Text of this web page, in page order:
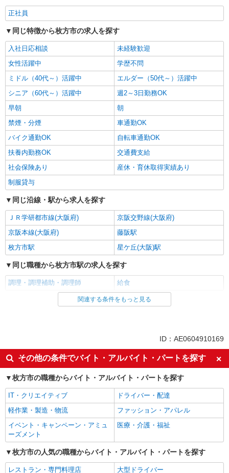
正社員
同じ特徴から枚方市の求人を探す
入社日応相談
未経験歓迎
女性活躍中
学歴不問
ミドル（40代～）活躍中
エルダー（50代～）活躍中
シニア（60代～）活躍中
週2～3日勤務OK
早朝
朝
禁煙・分煙
車通勤OK
バイク通勤OK
自転車通勤OK
扶養内勤務OK
交通費支給
社会保険あり
産休・育休取得実績あり
制服貸与
同じ沿線・駅から求人を探す
ＪＲ学研都市線(大阪府)
京阪交野線(大阪府)
京阪本線(大阪府)
藤阪駅
枚方市駅
星ケ丘(大阪)駅
同じ職種から枚方市駅の求人を探す
調理・調理補助・調理師 給食
同じ雇用形態から枚方市駅の求人を探す
入社日応相談
未経験歓迎
女性活躍中
学歴不問
ミドル（40代～）活躍中
エルダー（50代～）活躍中
シニア（60代～）活躍中
週2～3日勤務OK
早朝
朝
禁煙・分煙
車通勤OK
バイク通勤OK
自転車通勤OK
扶養内勤務OK
交通費支給
関連する条件をもっと見る
ID：AE0604910169
その他の条件でバイト・アルバイト・パートを探す
枚方市の職種からバイト・アルバイト・パートを探す
IT・クリエイティブ
ドライバー・配達
軽作業・製造・物流
ファッション・アパレル
イベント・キャンペーン・アミュ
ーズメント
医療・介護・福祉
枚方市の人気の職種からバイト・アルバイト・パートを探す
レストラン・専門料理店
大型ドライバー